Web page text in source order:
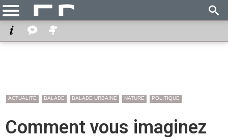
ACTUALITÉ BALADE BALADE URBAINE NATURE POLITIQUE
Comment vous imaginez